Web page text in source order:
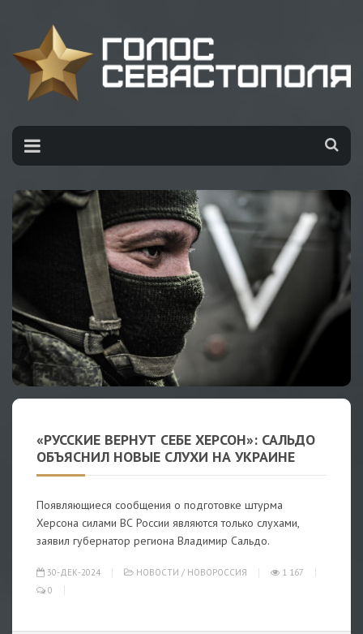
«РУССКИЕ ВЕРНУТ СЕБЕ ХЕРСОН»: САЛЬДО
ОБЪЯСНИЛ НОВЫЕ СЛУХИ НА УКРАИНЕ
Появляющиеся сообщения о подготовке штурма
Херсона силами ВС России являются только слухами,
заявил губернатор региона Владимир Сальдо.
30-ДЕК-2024 НОВОСТИ / НОВОРОССИЯ
1 167
0